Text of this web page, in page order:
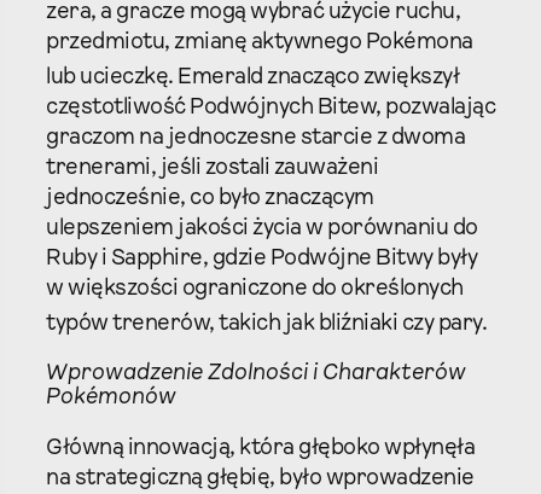
zera, a gracze mogą wybrać użycie ruchu,
przedmiotu, zmianę aktywnego Pokémona
lub ucieczkę. Emerald znacząco zwiększył
częstotliwość Podwójnych Bitew, pozwalając
graczom na jednoczesne starcie z dwoma
trenerami, jeśli zostali zauważeni
jednocześnie, co było znaczącym
ulepszeniem jakości życia w porównaniu do
Ruby i Sapphire, gdzie Podwójne Bitwy były
w większości ograniczone do określonych
typów trenerów, takich jak bliźniaki czy pary.
Wprowadzenie Zdolności i Charakterów
Pokémonów
Główną innowacją, która głęboko wpłynęła
na strategiczną głębię, było wprowadzenie